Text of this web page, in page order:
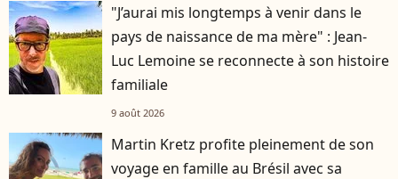
"J’aurai mis longtemps à venir dans le
pays de naissance de ma mère" : Jean-
Luc Lemoine se reconnecte à son histoire
familiale
9 août 2026
Martin Kretz profite pleinement de son
voyage en famille au Brésil avec sa